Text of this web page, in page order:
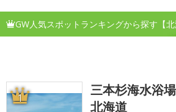
GW人気スポットランキングから探す【北
1
三本杉海水浴
北海道